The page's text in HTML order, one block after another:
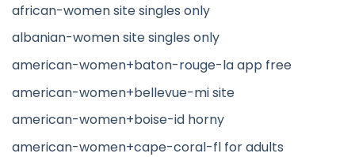
african-women site singles only
albanian-women site singles only
american-women+baton-rouge-la app free
american-women+bellevue-mi site
american-women+boise-id horny
american-women+cape-coral-fl for adults